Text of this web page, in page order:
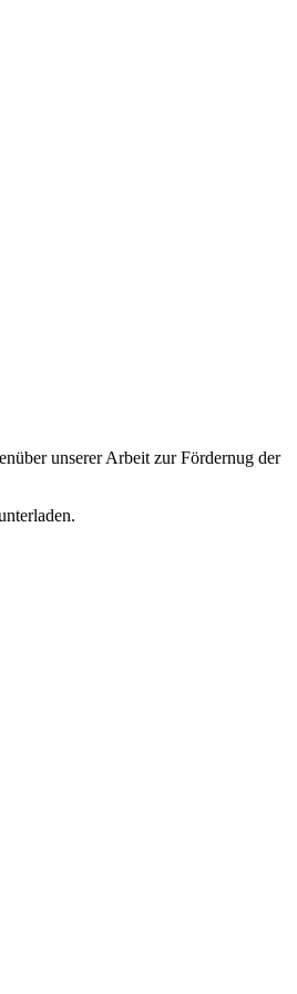
unserer Arbeit zur Fördernug der